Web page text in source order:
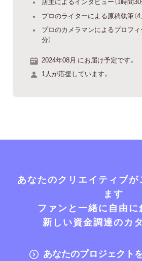
プロのライターによる原稿執筆（
プロのカメラマンによるプロフィ
分）
2024年08月 にお届け予定です。
1人が応援しています。
あなたのクリエイティブが
ます
ファンと一緒に自由に
新しい資金調達のカ
あなたのプロジェクト